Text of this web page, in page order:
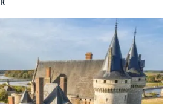
l’ancienne bâtisse médiévale un
de plaisance répondant à la mode
Avec son décor de briques
galerie ouverte, le château de
de l’aile Louis XII du château royal
l’époque médiévale ses douves et son